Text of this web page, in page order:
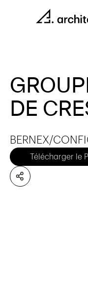
DE
BERNEX/
Télécharger le